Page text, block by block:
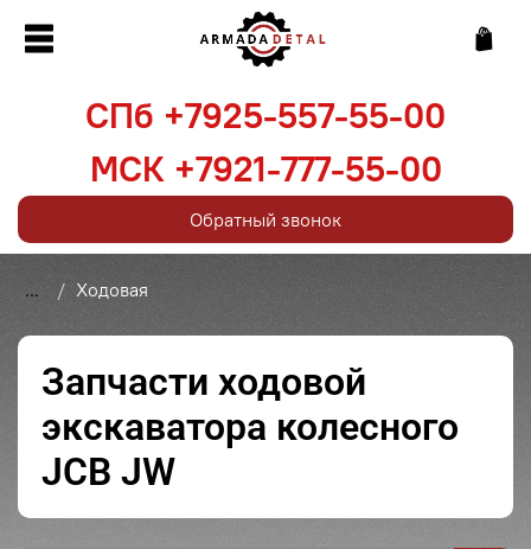
... Ходовая
Запчасти ходовой
экскаватора колесного
JCB JW
СПб +7925-557-55-00
МСК +7921-777-55-00
Обратный звонок